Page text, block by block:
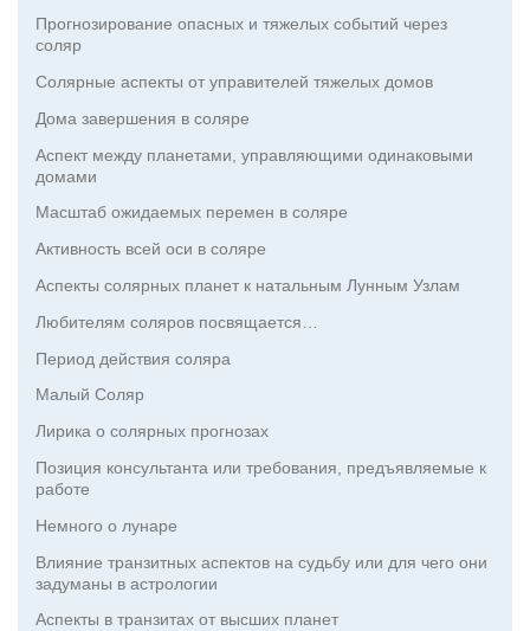
Прогнозирование опасных и тяжелых событий через
соляр
Солярные аспекты от управителей тяжелых домов
Дома завершения в соляре
Аспект между планетами, управляющими одинаковыми
домами
Масштаб ожидаемых перемен в соляре
Активность всей оси в соляре
Аспекты солярных планет к натальным Лунным Узлам
Любителям соляров посвящается…
Период действия соляра
Малый Соляр
Лирика о солярных прогнозах
Позиция консультанта или требования, предъявляемые к
работе
Немного о лунаре
Влияние транзитных аспектов на судьбу или для чего они
задуманы в астрологии
Аспекты в транзитах от высших планет